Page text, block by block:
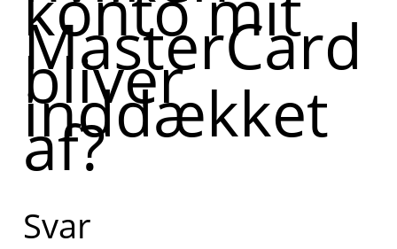
MasterCard
bliver
inddækket
af?
Svar
hvor du
kan se
hvilken
konto dit
Mastercard
inddækket